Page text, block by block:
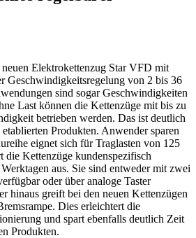
Elektrokettenzug Star VFD mit
Geschwindigkeitsregelung von 2 bis 36
sind sogar Geschwindigkeiten
Last können die Kettenzüge mit bis zu
betrieben werden. Das ist deutlich
Produkten. Anwender sparen
eignet sich für Traglasten von 125
Kettenzüge kundenspezifisch
aus. Sie sind entweder mit zwei
oder über analoge Taster
hinaus greift bei den neuen Kettenzügen
Dies erleichtert die
und spart ebenfalls deutlich Zeit
Produkten.